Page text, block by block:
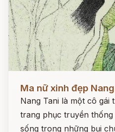
Ma nữ xinh đẹp
Nang Tani là một cô gái
trang phục truyền
sống trong những bụi